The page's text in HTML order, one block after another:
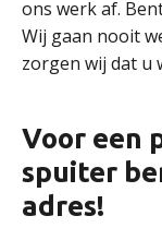
ons werk af.
Wij gaan nooit
zorgen wij dat u
Voor een
spuiter
adres!